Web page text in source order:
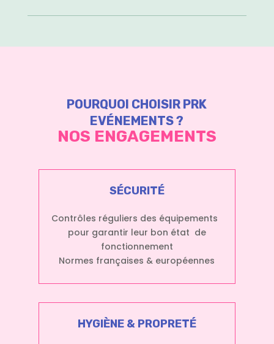
POURQUOI CHOISIR PRK
EVÉNEMENTS ?
NOS ENGAGEMENTS
SÉCURITÉ
Contrôles réguliers des équipements
pour garantir leur bon état de
fonctionnement
Normes françaises & européennes
HYGIÈNE & PROPRETÉ